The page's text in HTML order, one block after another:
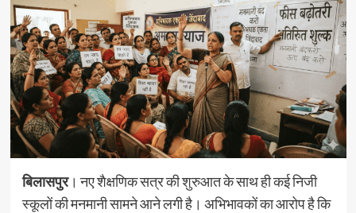
बिलासपुर। नए शैक्षणिक सत्र की शुरुआत के साथ ही कई निजी
स्कूलों की मनमानी सामने आने लगी है। अभिभावकों का आरोप है कि